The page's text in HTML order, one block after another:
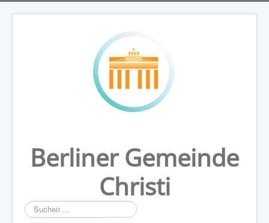
Berliner Gemeinde
Christi
Suchen
...